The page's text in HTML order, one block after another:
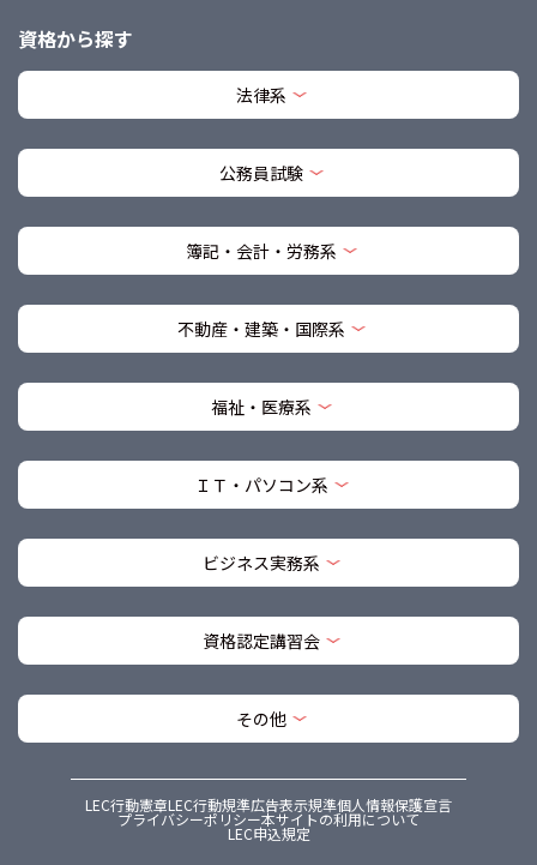
資格から探す
法律系
公務員試験
簿記・会計・労務系
不動産・建築・国際系
福祉・医療系
ＩＴ・パソコン系
ビジネス実務系
資格認定講習会
その他
LEC行動憲章LEC行動規準広告表示規準個人情報保護宣言
プライバシーポリシー本サイトの利用について
LEC申込規定